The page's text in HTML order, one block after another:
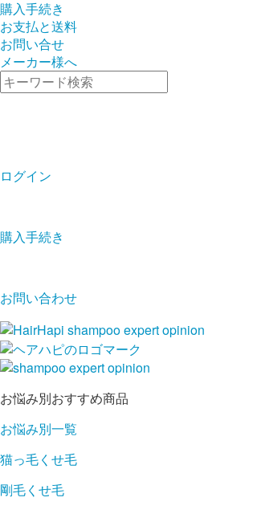
購入手続き
お支払と送料
お問い合せ
メーカー様へ
ログイン
購入手続き
お問い合わせ
お悩み別おすすめ商品
お悩み別一覧
猫っ毛くせ毛
剛毛くせ毛